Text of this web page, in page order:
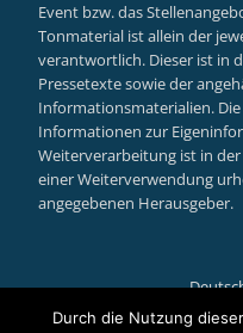
Event bzw. das
Tonmaterial ist allein der
verantwortlich. Dieser ist in
Pressetexte sowie der
Informationsmaterialien.
Informationen zur
Weiterverarbeitung ist in
einer Weiterverwendung
angegebenen Herausgeber.
Secondary
Durch die Nutzung